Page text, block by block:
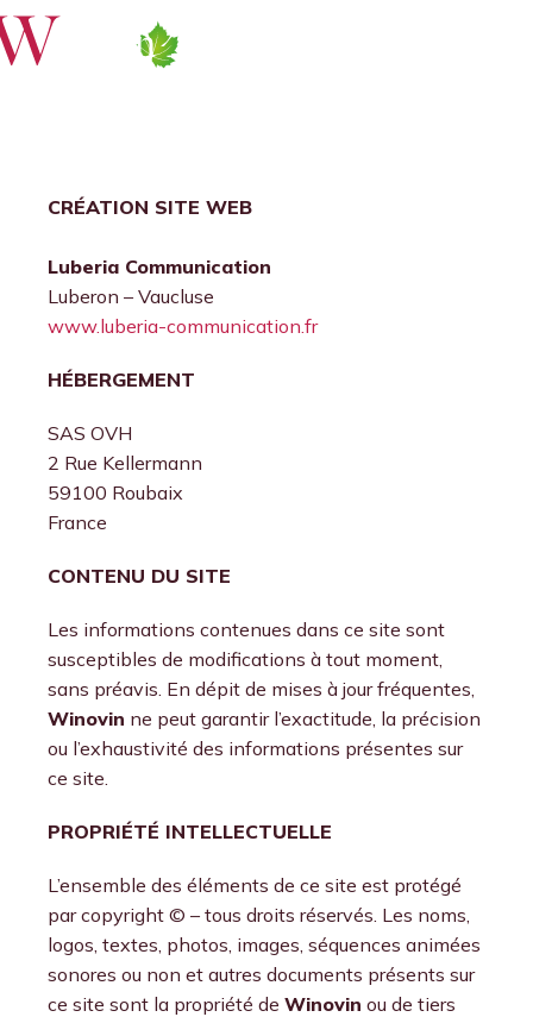
CRÉATION SITE WEB
Luberia Communication
Luberon – Vaucluse
www.luberia-communication.fr
HÉBERGEMENT
SAS OVH
2 Rue Kellermann
59100 Roubaix
France
CONTENU DU SITE
Les informations contenues dans ce site sont
susceptibles de modifications à tout moment,
sans préavis. En dépit de mises à jour fréquentes,
Winovin ne peut garantir l’exactitude, la précision
ou l’exhaustivité des informations présentes sur
ce site.
PROPRIÉTÉ INTELLECTUELLE
L’ensemble des éléments de ce site est protégé
par copyright © – tous droits réservés. Les noms,
logos, textes, photos, images, séquences animées
sonores ou non et autres documents présents sur
ce site sont la propriété deWinovin ou de tiers